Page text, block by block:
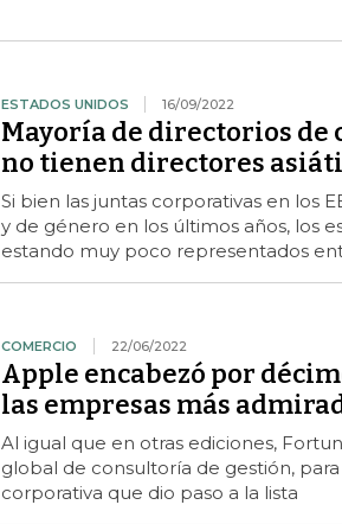
ESTADOS UNIDOS 16/09/2022
Mayoría de directorios de
no tienen directores
Si bien las juntas corporativas en los
y de género en los últimos años, los
estando muy poco representados
COMERCIO 22/06/2022
Apple encabezó por
las empresas más
Al igual que en otras ediciones,
global de consultoría de gestión,
corporativa que dio paso a la lista